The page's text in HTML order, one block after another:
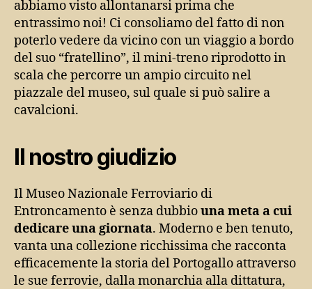
abbiamo visto allontanarsi prima che
entrassimo noi! Ci consoliamo del fatto di non
poterlo vedere da vicino con un viaggio a bordo
del suo “fratellino”, il mini-treno riprodotto in
scala che percorre un ampio circuito nel
piazzale del museo, sul quale si può salire a
cavalcioni.
Il nostro giudizio
Il Museo Nazionale Ferroviario di
Entroncamento è senza dubbiouna meta a cui
dedicare una giornata. Moderno e ben tenuto,
vanta una collezione ricchissima che racconta
efficacemente la storia del Portogallo attraverso
le sue ferrovie, dalla monarchia alla dittatura,